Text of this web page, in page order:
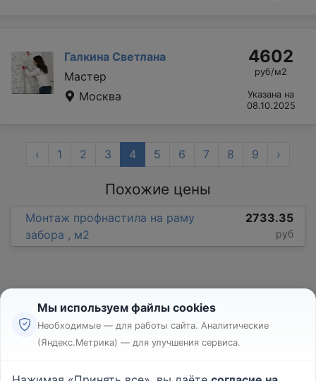
Галкина Светлана
Мастер
Москва
4602
руб/м2
Указана на
08.10.2025
‹ 1 2 3 4 5 6 7 8 9 ›
Похожие цены
Монтаж профнастила на раму
забора , м2
2733.35
руб
Реклама
Мы используем файлы cookies
Необходимые — для работы сайта. Аналитические
(Яндекс.Метрика) — для улучшения сервиса.